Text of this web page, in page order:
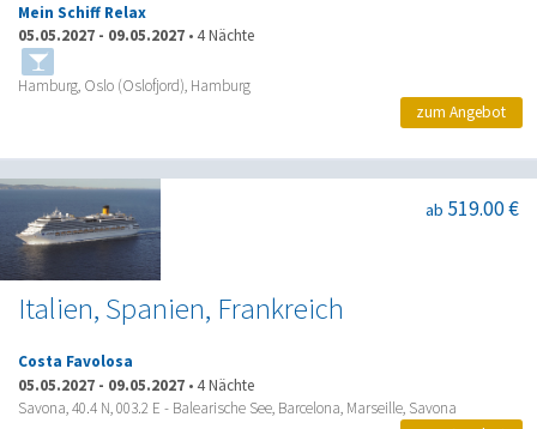
Mein Schiff Relax
05.05.2027 - 09.05.2027 •4 Nächte
Hamburg, Oslo (Oslofjord), Hamburg
zum Angebot
Italien, Spanien, Frankreich
ab 519.00 €
Costa Favolosa
05.05.2027 - 09.05.2027 •4 Nächte
Savona, 40.4 N, 003.2 E - Balearische See, Barcelona, Marseille, Savona